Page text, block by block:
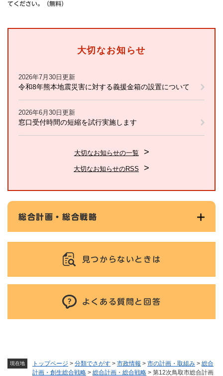
現在地 トップページ > 分類でさがす > 市政情報 > 市の計画・取組み > 総合
計画・創生総合戦略 > 総合計画・総合戦略 > 第12次鳥取市総合計画
てください。（無料）
大切なお知らせ
2026年7月30日更新
令和8年熊本地震災害に対する義援金箱の設置について
2026年6月30日更新
窓口受付時間の短縮を試行実施します
大切なお知らせの一覧
大切なお知らせのRSS
総合計画・総合戦略
見つからないときは
よくある質問と回答